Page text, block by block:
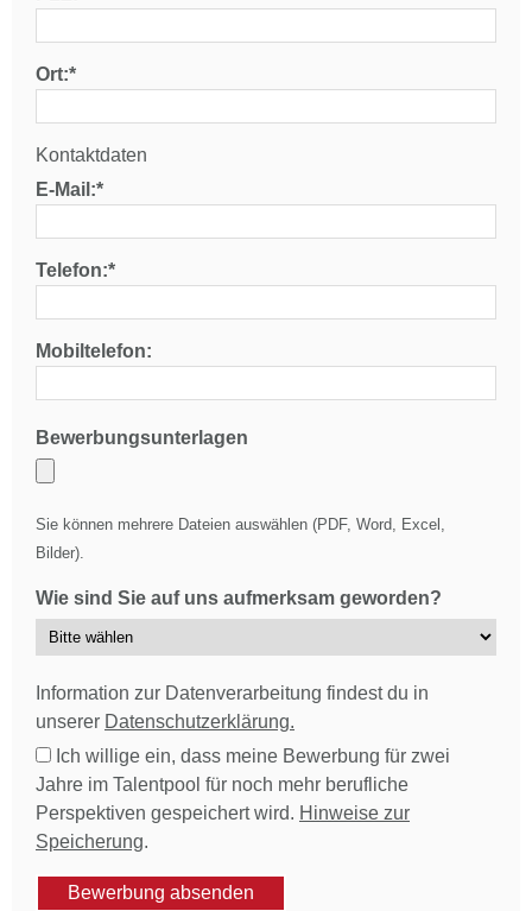
Ort:*
Kontaktdaten
E-Mail:*
Telefon:*
Mobiltelefon:
Bewerbungsunterlagen
Sie können mehrere Dateien auswählen (PDF, Word, Excel,
Bilder).
Wie sind Sie auf uns aufmerksam geworden?
Information zur Datenverarbeitung findest du in
unserer Datenschutzerklärung.
Ich willige ein, dass meine Bewerbung für zwei
Jahre im Talentpool für noch mehr berufliche
Perspektiven gespeichert wird. Hinweise zur
Speicherung.
Bewerbung absenden